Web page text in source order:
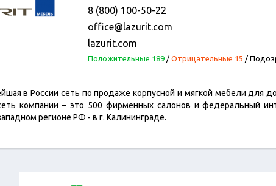
8 (800) 100-50-22
office@lazurit.com
lazurit.com
Положительные 189/ Отрицательные 15 /
в России сеть по продаже корпусной и мягкой мебели для
компании – это 500 фирменных салонов и федеральный
регионе РФ - в г. Калининграде.